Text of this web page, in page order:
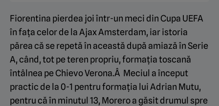
Fiorentina pierdea joi într-un meci din Cupa UEFA
în fața celor de la Ajax Amsterdam, iar istoria
părea că se repetă în această după amiază în Serie
A, când, tot pe teren propriu, formația toscană
întâlnea pe Chievo Verona.Â Meciul a început
practic de la 0-1 pentru formația lui Adrian Mutu,
pentru că în minutul 13, Morero a găsit drumul spre